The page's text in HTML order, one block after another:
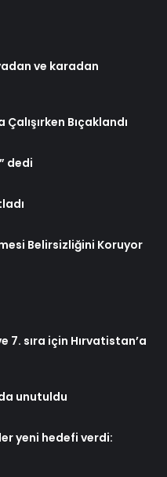
ve karadan
Bıçaklandı
dedi
Belirsizliğini Koruyor
7. sıra için Hırvatistan’a
unutuldu
yeni hedefi verdi: